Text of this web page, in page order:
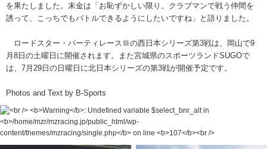
を果たしました。末金は「お恥ずかしい限り。クラブマンで戦う仲間を
誘って、こっちでもバトルできるようにしたいですね」と語りました。
ロードスター・パーティレースⅢの西日本シリーズ第3戦は、岡山で9
月8日の土曜日に開催されます。また宮城県のスポーツランドSUGOで
は、7月29日の日曜日に北日本シリーズの第3戦が開催予定です。
Photos and Text by B-Sports